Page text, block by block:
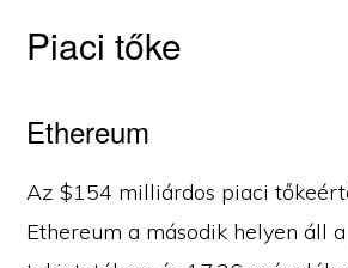
Piaci tőke
Ethereum
Az $154 milliárdos piaci
Ethereum a második helyen áll